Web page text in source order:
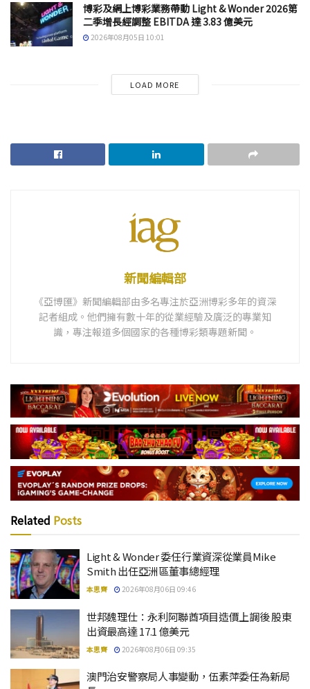
博彩及網上博彩業務帶動 Light & Wonder 2026第
二季增長經調整 EBITDA 達 3.83 億美元
2026年08月05日 10:01
LOAD MORE
新聞編輯部
《亞博匯》新聞編輯部由多名專注於亞洲博彩多年的資深
記者組成。他們擁有數十年的從業經驗及廣泛的專業知
識，專注報道多個國家的各種博彩類專題新聞。
Related Posts
Light & Wonder 委任行業資深從業員Mike
Smith 出任亞洲區董事總經理
本思齊 2026年08月06日 09:46
世邦魏理仕：永利阿聯酋項目造價上調後 股東
出資最高達 17.1 億美元
本思齊 2026年08月06日 09:35
澳門治安警察局人事變動，伍素萍委任為新局